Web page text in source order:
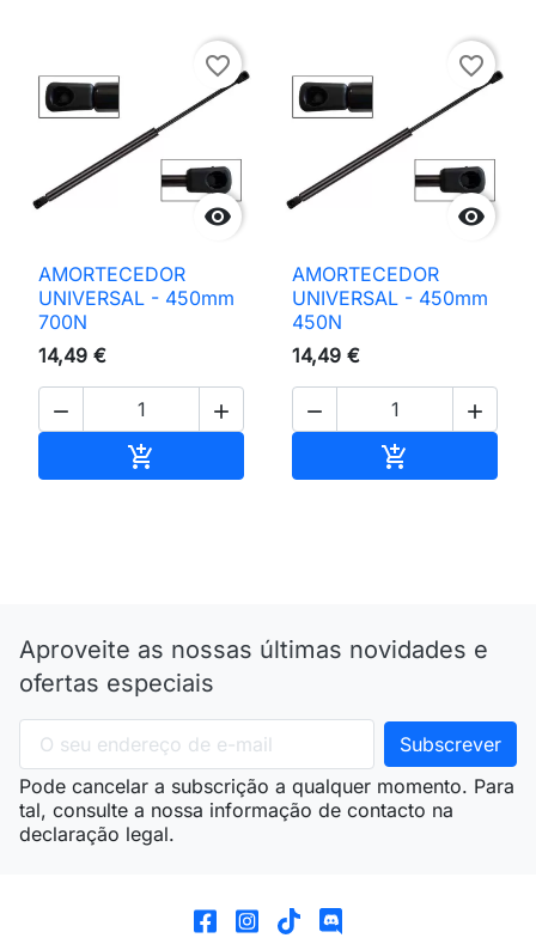

favorite_border
AMORTECEDOR
UNIVERSAL - 450mm
700N
14,49 €
 


favorite_border
AMORTECEDOR
UNIVERSAL - 450mm
450N
14,49 €
 

Aproveite as nossas últimas novidades e
ofertas especiais
Pode cancelar a subscrição a qualquer momento. Para
tal, consulte a nossa informação de contacto na
declaração legal.